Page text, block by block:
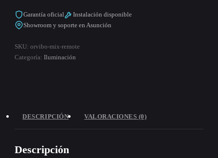
Garantía oficial
Instalación disponible
Showroom y soporte en Asunción
SKU:orvibo-mix-remote
Categoría:Iluminación
DESCRIPCIÓN VALORACIONES (0)
Descripción